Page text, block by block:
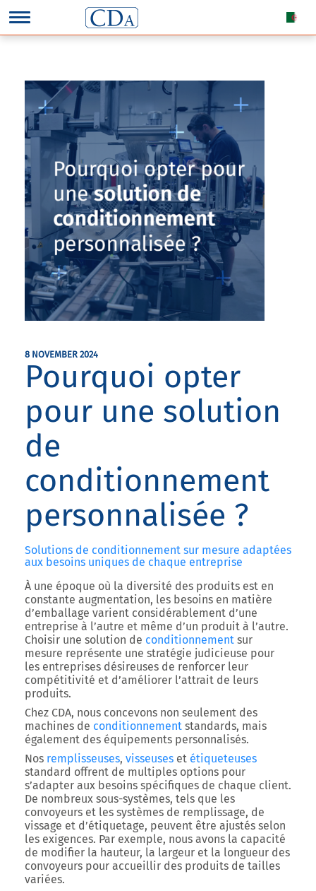
8 NOVEMBER 2024
Pourquoi opter
pour une solution
de
conditionnement
personnalisée ?
Solutions de conditionnement sur mesure adaptées
aux besoins uniques de chaque entreprise
À une époque où la diversité des produits est en
constante augmentation, les besoins en matière
d’emballage varient considérablement d’une
entreprise à l’autre et même d’un produit à l’autre.
Choisir une solution de conditionnement sur
mesure représente une stratégie judicieuse pour
les entreprises désireuses de renforcer leur
compétitivité et d’améliorer l’attrait de leurs
produits.
Chez CDA, nous concevons non seulement des
machines de conditionnement standards, mais
également des équipements personnalisés.
Nos remplisseuses, visseuses et étiqueteuses
standard offrent de multiples options pour
s’adapter aux besoins spécifiques de chaque client.
De nombreux sous-systèmes, tels que les
convoyeurs et les systèmes de remplissage, de
vissage et d’étiquetage, peuvent être ajustés selon
les exigences. Par exemple, nous avons la capacité
de modifier la hauteur, la largeur et la longueur des
convoyeurs pour accueillir des produits de tailles
variées.